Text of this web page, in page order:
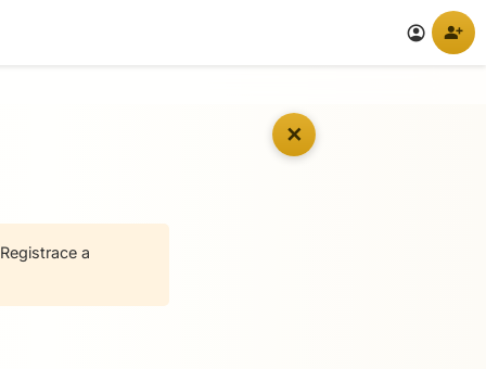
account_circle person_add
✕
a